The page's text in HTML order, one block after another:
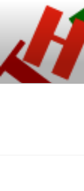
springen